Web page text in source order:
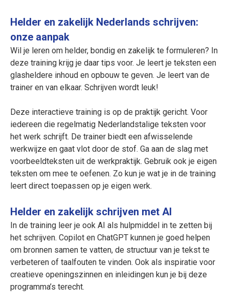
Helder en zakelijk Nederlands schrijven:
onze aanpak
Wil je leren om helder, bondig en zakelijk te formuleren? In
deze training krijg je daar tips voor. Je leert je teksten een
glasheldere inhoud en opbouw te geven. Je leert van de
trainer en van elkaar. Schrijven wordt leuk!
Deze interactieve training is op de praktijk gericht. Voor
iedereen die regelmatig Nederlandstalige teksten voor
het werk schrijft. De trainer biedt een afwisselende
werkwijze en gaat vlot door de stof. Ga aan de slag met
voorbeeldteksten uit de werkpraktijk. Gebruik ook je eigen
teksten om mee te oefenen. Zo kun je wat je in de training
leert direct toepassen op je eigen werk.
Helder en zakelijk schrijven met AI
In de training leer je ook AI als hulpmiddel in te zetten bij
het schrijven. Copilot en ChatGPT kunnen je goed helpen
om bronnen samen te vatten, de structuur van je tekst te
verbeteren of taalfouten te vinden. Ook als inspiratie voor
creatieve openingszinnen en inleidingen kun je bij deze
programma’s terecht.